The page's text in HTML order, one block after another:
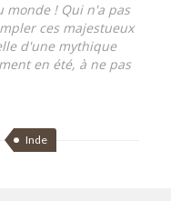
monde ! Qui n'a pas
ces majestueux
d'une mythique
en été, à ne pas
Inde